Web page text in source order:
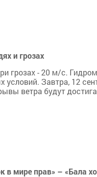
и грозах
грозах - 20 м/с.
Завтра, 12
ветра будут
в мире прав» – «Бала